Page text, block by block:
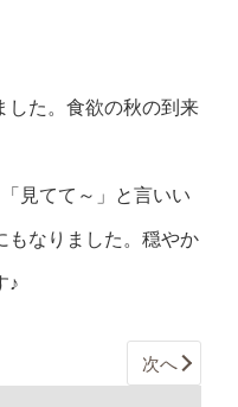
た。食欲の秋の到来
見てて～」と言いい
もなりました。穏やか
♪
次へ